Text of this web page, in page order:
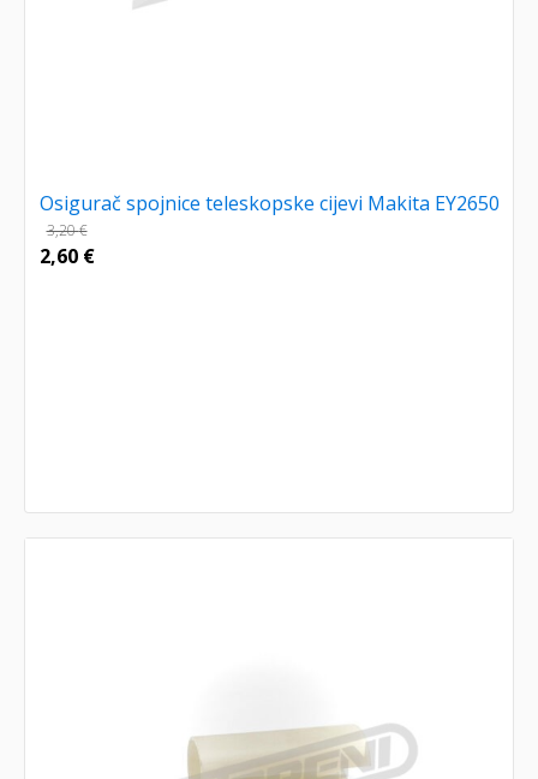
Osigurač spojnice teleskopske cijevi Makita EY2650
3,20€
2,60 €